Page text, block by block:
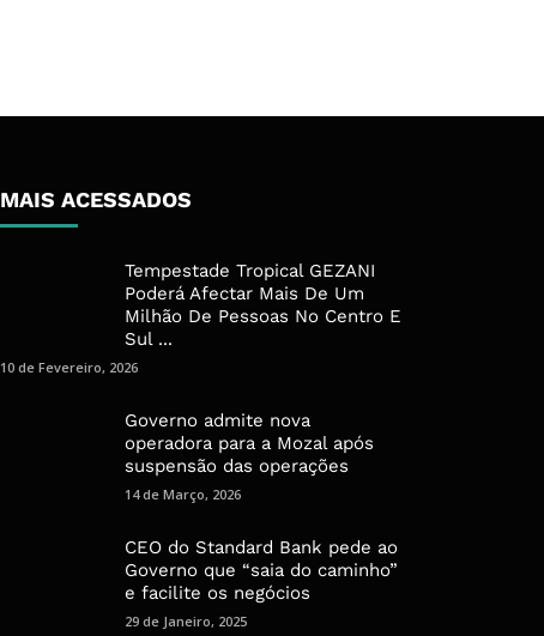
MAIS ACESSADOS
Tempestade Tropical GEZANI
Poderá Afectar Mais De Um
Milhão De Pessoas No Centro E
Sul ...
10 de Fevereiro, 2026
Governo admite nova
operadora para a Mozal após
suspensão das operações
14 de Março, 2026
CEO do Standard Bank pede ao
Governo que “saia do caminho”
e facilite os negócios
29 de Janeiro, 2025